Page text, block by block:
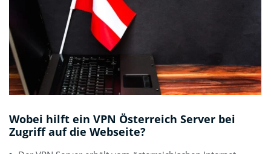
Wobei hilft ein VPN Österreich Server bei
Zugriff auf die Webseite?